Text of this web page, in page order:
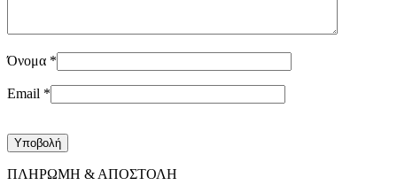
Όνομα *
Email *
ΠΛΗΡΩΜΗ & ΑΠΟΣΤΟΛΗ